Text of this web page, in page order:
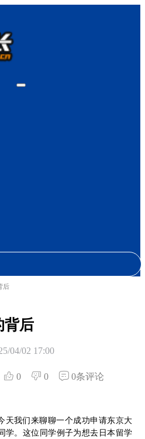
后
背后
04/02 17:00
0 0
0条评论
天我们来聊聊一个成功申请东京大
学。这位同学例子为想去日本留学